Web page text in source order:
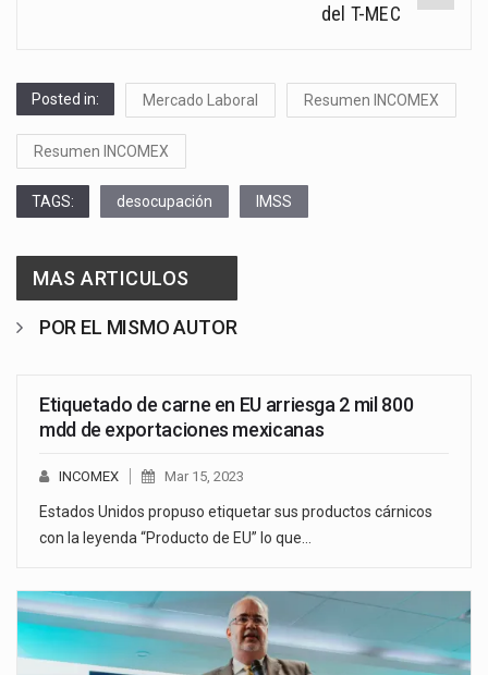
del T-MEC
Posted in: Mercado Laboral Resumen INCOMEX
Resumen INCOMEX
TAGS: desocupación IMSS
MAS ARTICULOS
POR EL MISMO AUTOR
Etiquetado de carne en EU arriesga 2 mil 800
mdd de exportaciones mexicanas
INCOMEX Mar 15, 2023
Estados Unidos propuso etiquetar sus productos cárnicos
con la leyenda “Producto de EU” lo que…